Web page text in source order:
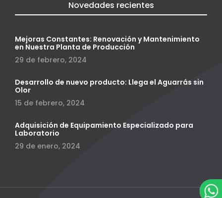
Novedades recientes
Mejoras Constantes: Renovación y Mantenimiento
en Nuestra Planta de Producción
29 de febrero, 2024
Desarrollo de nuevo producto: Llega el Aguarrás sin
Olor
15 de febrero, 2024
Adquisición de Equipamiento Especializado para
Laboratorio
29 de enero, 2024